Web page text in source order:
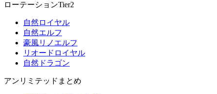
ローテーションTier2
自然ロイヤル
自然エルフ
豪風リノエルフ
リオードロイヤル
自然ドラゴン
アンリミテッドまとめ